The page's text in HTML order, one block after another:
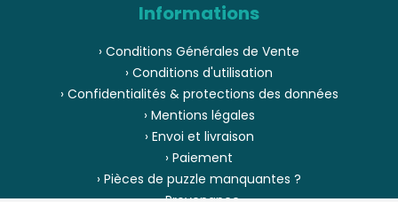
Informations
› Conditions Générales de Vente
› Conditions d'utilisation
› Confidentialités & protections des données
› Mentions légales
› Envoi et livraison
› Paiement
› Pièces de puzzle manquantes ?